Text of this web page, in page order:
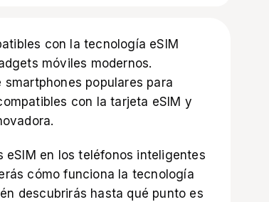
con la tecnología eSIM
móviles modernos.
populares para
con la tarjeta eSIM y
en los teléfonos inteligentes
cómo funciona la tecnología
descubrirás hasta qué punto es